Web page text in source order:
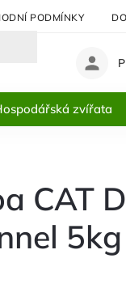
PODMÍNKY
zvířata
CAT
5kg